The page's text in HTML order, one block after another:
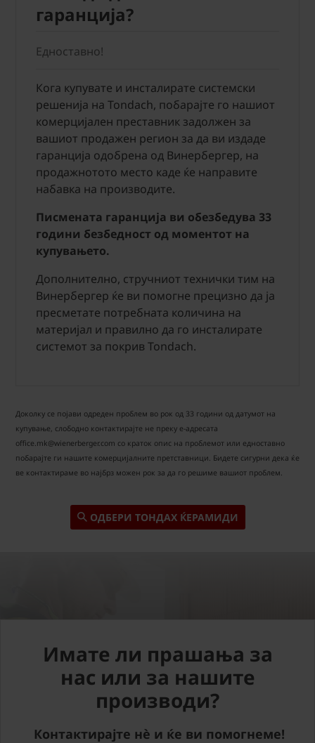
гаранција?
Едноставно!
Кога купувате и инсталирате системски
решенија на Tondach, побарајте го нашиот
комерцијален преставник задолжен за
вашиот продажен регион за да ви издаде
гаранција одобрена од Винербергер, на
продажнотото место каде ќе направите
набавка на производите.
Писмената гаранција ви обезбедува 33
години безбедност од моментот на
купувањето.
Дополнително, стручниот технички тим на
Винербергер ќе ви помогне прецизно да ја
пресметате потребната количина на
материјал и правилно да го инсталирате
системот за покрив Tondach.
Доколку се појави одреден проблем во рок од 33 години од датумот на
купување, слободно контактирајте не преку е-адресата
office.mk@wienerberger.com со краток опис на проблемот или едноставно
побарајте ги нашите комерцијалните претставници. Бидете сигурни дека ќе
ве контактираме во најбрз можен рок за да го решиме вашиот проблем.
ОДБЕРИ ТОНДАХ ЌЕРАМИДИ
Имате ли прашања за
нас или за нашите
производи?
Контактирајте нè и ќе ви помогнеме!